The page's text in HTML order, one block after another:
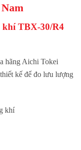
khí TBX-30/R4
hãng Aichi Tokei
kế để đo lưu lượng
khí